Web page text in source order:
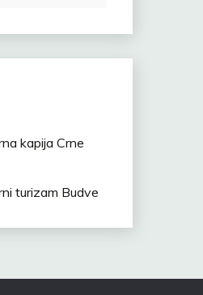
kapija Crne
turizam Budve